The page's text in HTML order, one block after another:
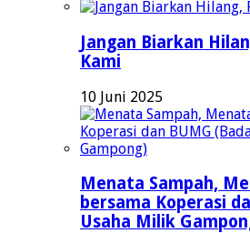
Jangan Biarkan
Kami
10 Juni 2025
Menata Sampah,
bersama Koperasi
Usaha Milik